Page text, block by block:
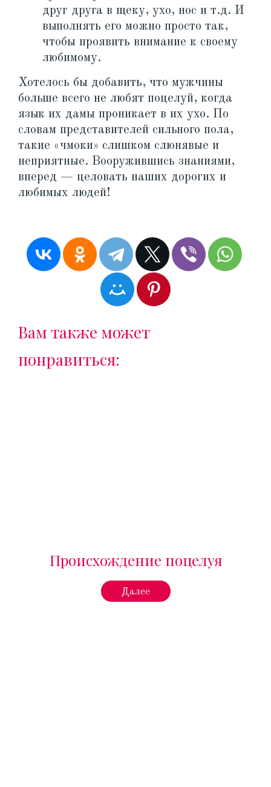
друг друга в щеку, ухо, нос и т.д. И
выполнять его можно просто так,
чтобы проявить внимание к своему
любимому.
Хотелось бы добавить, что мужчины
больше всего не любят поцелуй, когда
язык их дамы проникает в их ухо. По
словам представителей сильного пола,
такие «чмоки» слишком слюнявые и
неприятные. Вооружившись знаниями,
вперед — целовать наших дорогих и
любимых людей!
Вам также может
понравиться:
Происхождение поцелуя
Далее